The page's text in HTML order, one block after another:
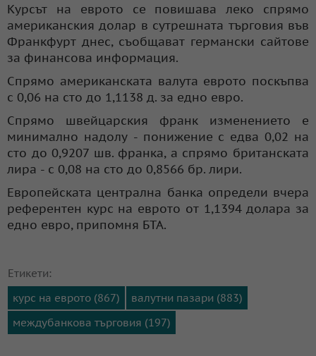
Курсът на еврото се повишава леко спрямо
американския долар в сутрешната търговия във
Франкфурт днес, съобщават германски сайтове
за финансова информация.
Спрямо американската валута еврото поскъпва
с 0,06 на сто до 1,1138 д. за едно евро.
Спрямо швейцарския франк изменението е
минимално надолу - понижение с едва 0,02 на
сто до 0,9207 шв. франка, а спрямо британската
лира - с 0,08 на сто до 0,8566 бр. лири.
Европейската централна банка определи вчера
референтен курс на еврото от 1,1394 долара за
едно евро, припомня БТА.
Етикети:
курс на еврото (867)
валутни пазари (883)
междубанкова търговия (197)